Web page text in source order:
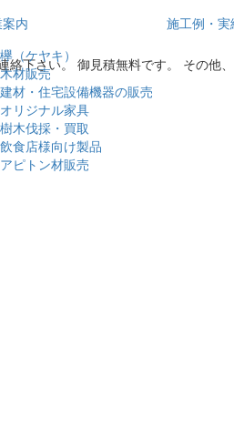
内
欅（ケヤキ）
木材販売
建材・住宅設備機器の販売
オリジナル家具
樹木伐採・買取
飲食店様向け製品
アピトン材販売
施工例・実
下さい。 御見積無料です。 その他